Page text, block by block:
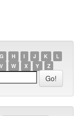
G H I J K
L
V W X Y Z